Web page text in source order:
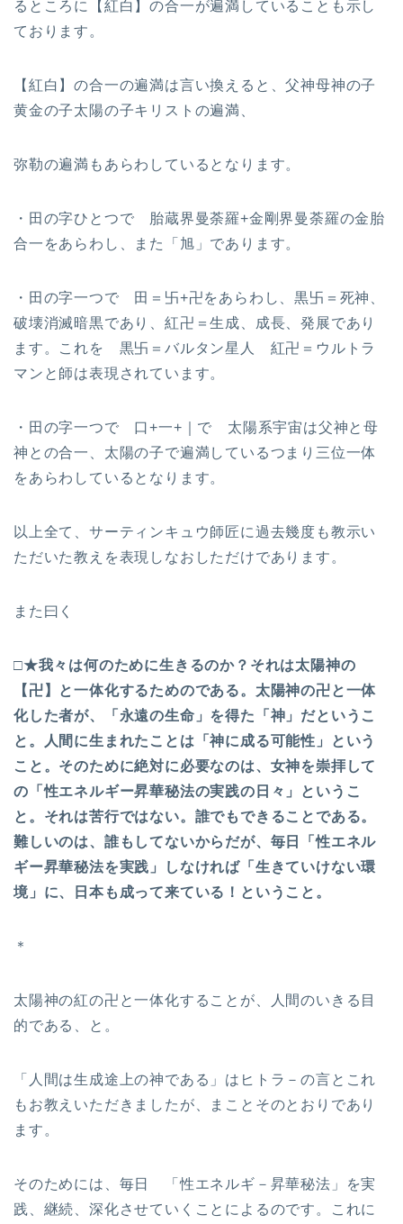
るところに【紅白】の合一が遍満していることも示し
ております。
【紅白】の合一の遍満は言い換えると、父神母神の子
黄金の子太陽の子キリストの遍満、
弥勒の遍満もあらわしているとなります。
・田の字ひとつで 胎蔵界曼荼羅+金剛界曼荼羅の金胎
合一をあらわし、また「旭」であります。
・田の字一つで 田＝卐+卍をあらわし、黒卐＝死神、
破壊消滅暗黒であり、紅卍＝生成、成長、発展であり
ます。これを 黒卐＝バルタン星人 紅卍＝ウルトラ
マンと師は表現されています。
・田の字一つで 口+一+｜で 太陽系宇宙は父神と母
神との合一、太陽の子で遍満しているつまり三位一体
をあらわしているとなります。
以上全て、サーティンキュウ師匠に過去幾度も教示い
ただいた教えを表現しなおしただけであります。
また曰く
□★我々は何のために生きるのか？それは太陽神の
【卍】と一体化するためのである。太陽神の卍と一体
化した者が、「永遠の生命」を得た「神」だというこ
と。人間に生まれたことは「神に成る可能性」という
こと。そのために絶対に必要なのは、女神を崇拝して
の「性エネルギー昇華秘法の実践の日々」というこ
と。それは苦行ではない。誰でもできることである。
難しいのは、誰もしてないからだが、毎日「性エネル
ギー昇華秘法を実践」しなければ「生きていけない環
境」に、日本も成って来ている！ということ。
＊
太陽神の紅の卍と一体化することが、人間のいきる目
的である、と。
「人間は生成途上の神である」はヒトラ－の言とこれ
もお教えいただきましたが、まことそのとおりであり
ます。
そのためには、毎日 「性エネルギ－昇華秘法」を実
践、継続、深化させていくことによるのです。これに